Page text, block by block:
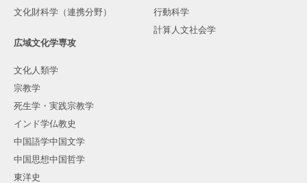
文化財科学（連携分野）
行動科学
計算人文社会学
広域文化学専攻
文化人類学
宗教学
死生学・実践宗教学
インド学仏教史
中国語学中国文学
中国思想中国哲学
東洋史